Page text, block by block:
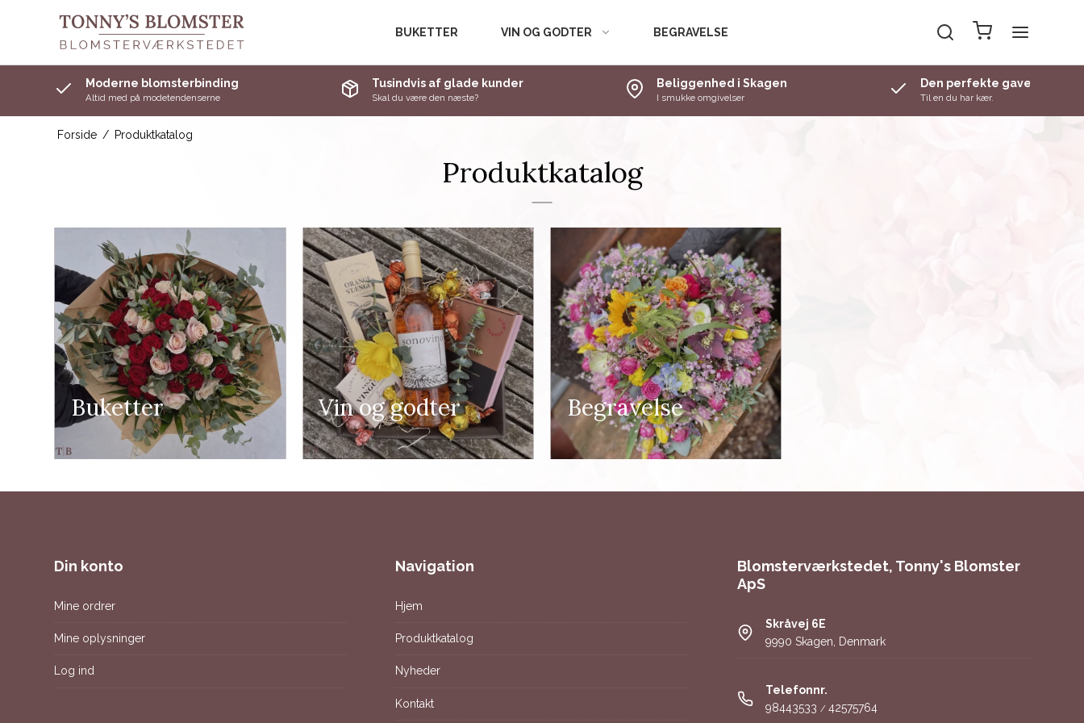
BUKETTER VIN OG GODTER BEGRAVELSE
Moderne blomsterbinding
Altid med på modetendenserne
Tusindvis af glade kunder
Skal du være den næste?
Beliggenhed i Skagen
I smukke omgivelser
Den perfekte gave
Til en du har kær.
Forside / Produktkatalog
Produktkatalog
Buketter Vin og godter Begravelse
Din konto
Mine ordrer
Mine oplysninger
Log ind
Navigation
Hjem
Produktkatalog
Nyheder
Kontakt
Blomsterværkstedet, Tonny's Blomster
ApS
Skråvej 6E
9990 Skagen, Denmark
Telefonnr.
98443533 / 42575764